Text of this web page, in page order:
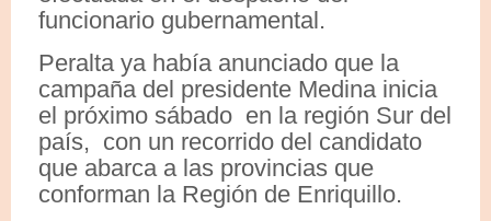
funcionario gubernamental.
Peralta ya había anunciado que la
campaña del presidente Medina inicia
el próximo sábado en la región Sur del
país, con un recorrido del candidato
que abarca a las provincias que
conforman la Región de Enriquillo.